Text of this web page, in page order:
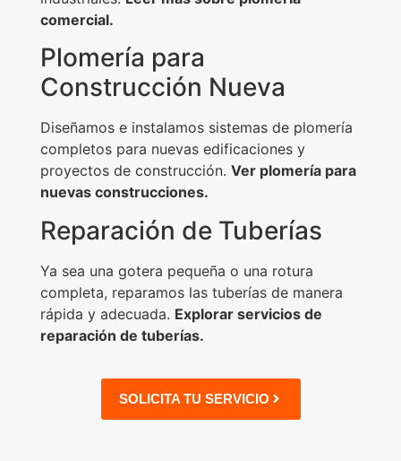
comercial.
Plomería para
Construcción Nueva
Diseñamos e instalamos sistemas de plomería
completos para nuevas edificaciones y
proyectos de construcción. Ver plomería para
nuevas construcciones.
Reparación de Tuberías
Ya sea una gotera pequeña o una rotura
completa, reparamos las tuberías de manera
rápida y adecuada. Explorar servicios de
reparación de tuberías.
SOLICITA TU SERVICIO